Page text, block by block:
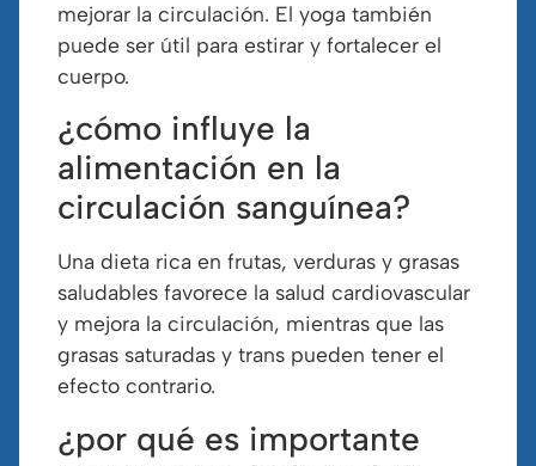
mejorar la circulación. El yoga también
puede ser útil para estirar y fortalecer el
cuerpo.
¿cómo influye la
alimentación en la
circulación sanguínea?
Una dieta rica en frutas, verduras y grasas
saludables favorece la salud cardiovascular
y mejora la circulación, mientras que las
grasas saturadas y trans pueden tener el
efecto contrario.
¿por qué es importante